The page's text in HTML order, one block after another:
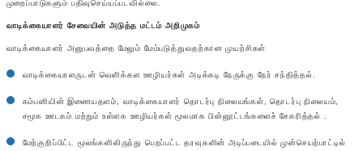
முறைப்பாடுகளும் பதிவுசெய்யப்படவில்லை.
வாடிக்கையாளர் சேவையின் அடுத்த மட்டம் அறிமுகம்
வாடிக்கையாளர் அனுபவத்தை மேலும் மேம்படுத்துவதற்கான முயற்சிகள்
வாடிக்கையாளருடன் வெளிக்கள ஊழியர்கள் அடிக்கடி நேருக்கு நேர் சந்தித்தல்.
கம்பனியின் இணையதளம், வாடிக்கையாளர் தொடர்பு நிலையங்கள், தொடர்பு நிலையம்,
சமூக ஊடகம் மற்றும் உள்ளக ஊழியர்கள் மூலமாக பின்னூட்டங்களைச் சேகரித்தல் .
மேற்குறிப்பிட்ட மூலங்களிலிருந்து பெறப்பட்ட தரவுகளின் அடிப்படையில் முன்செயற்பாட்டில்